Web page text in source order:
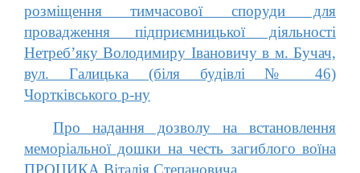
розміщення тимчасової споруди для
провадження підприємницької діяльності
Нетреб’яку Володимиру Івановичу в м. Бучач,
вул. Галицька (біля будівлі № 46)
Чортківського р-ну
Про надання дозволу на встановлення
меморіальної дошки на честь загиблого воїна